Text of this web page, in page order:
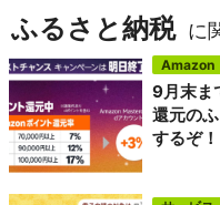
ふるさと納税 に
Amazon
9月末ま
還元の
するぞ！